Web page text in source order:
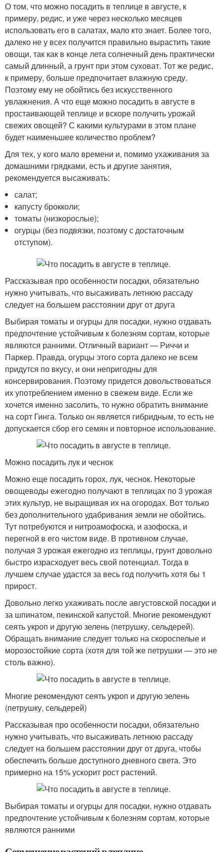
О том, что можно посадить в теплице в августе, к
примеру, редис, и уже через несколько месяцев
использовать его в салатах, мало кто знает. Более того,
далеко не у всех получится правильно вырастить такие
овощи, так как в конце лета солнечный день практически
самый длинный, а грунт при этом суховат. Тот же редис,
к примеру, больше предпочитает влажную среду.
Поэтому ему не обойтись без искусственного
увлажнения. А что еще можно посадить в августе в
простаивающей теплице и вскоре получить урожай
свежих овощей? С какими культурами в этом плане
будет наименьшее количество проблем?
Для тех, у кого мало времени и, помимо ухаживания за
домашними грядками, есть и другие занятия,
рекомендуется высаживать:
салат;
капусту брокколи;
томаты (низкорослые);
огурцы (без подвязки, поэтому с достаточным
отступом).
Рассказывая про особенности посадки, обязательно
нужно учитывать, что высаживать летнюю рассаду
следует на большем расстоянии друг от друга
Выбирая томаты и огурцы для посадки, нужно отдавать
предпочтение устойчивым к болезням сортам, которые
являются ранними. Отличный вариант — Риччи и
Паркер. Правда, огурцы этого сорта далеко не всем
придутся по вкусу, и они непригодны для
консервирования. Поэтому придется довольствоваться
их употреблением именно в свежем виде. Если же
хочется именно засолить, то нужно обратить внимание
на сорт Гинга. Только он является гибридным, то есть не
допускается сбор его семян и повторное использование.
Можно посадить лук и чеснок
Можно еще посадить горох, лук, чеснок. Некоторые
овощеводы ежегодно получают в теплицах по 3 урожая
этих культур, не выращивая их на огородах. Вот только
без дополнительного удабривания земли не обойтись.
Тут потребуются и нитроамофоска, и азофоска, и
перегной в его чистом виде. В противном случае,
получая 3 урожая ежегодно из теплицы, грунт довольно
быстро израсходует весь свой потенциал. Тогда в
лучшем случае удастся за весь год получить хотя бы 1
прирост.
Довольно легко ухаживать после августовской посадки и
за шпинатом, пекинской капустой. Многие рекомендуют
сеять укроп и другую зелень (петрушку, сельдерей).
Обращать внимание следует только на скороспелые и
морозостойкие сорта (хотя для той же петрушки — это не
столь важно).
Многие рекомендуют сеять укроп и другую зелень
(петрушку, сельдерей)
Рассказывая про особенности посадки, обязательно
нужно учитывать, что высаживать летнюю рассаду
следует на большем расстоянии друг от друга, чтобы
обеспечить больше доступного дневного света. Это
примерно на 15% ускорит рост растений.
Выбирая томаты и огурцы для посадки, нужно отдавать
предпочтение устойчивым к болезням сортам, которые
являются ранними